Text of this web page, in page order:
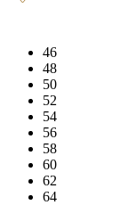
46
48
50
52
54
56
58
60
62
64